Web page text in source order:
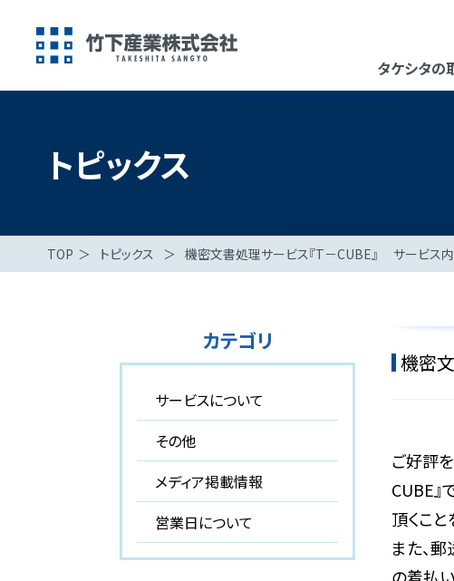
タケシタの
トピックス
TOP ＞ トピックス ＞ 機密文書処理サービス『T－CUBE』 サービス
機密
ご好評
CUBE』
頂くこ
また、
カテゴリ
サービスについて
その他
メディア掲載情報
営業日について